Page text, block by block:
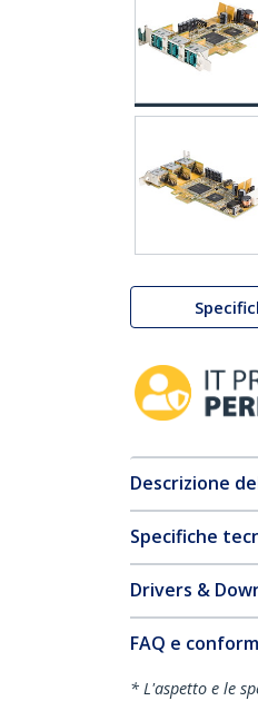
Descrizione
Specifiche
Drivers &
FAQ e
* L'aspetto e le